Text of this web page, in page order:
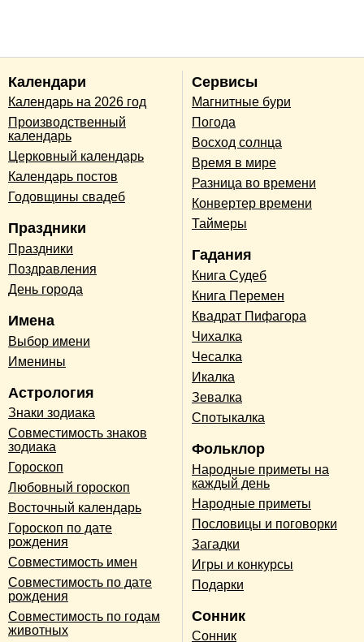
Календари
Календарь на 2026 год
Производственный
календарь
Церковный календарь
Календарь постов
Годовщины свадеб
Праздники
Праздники
Поздравления
День города
Имена
Выбор имени
Именины
Астрология
Знаки зодиака
Совместимость знаков
зодиака
Гороскоп
Любовный гороскоп
Восточный календарь
Гороскоп по дате
рождения
Совместимость имен
Совместимость по дате
рождения
Совместимость по годам
животных
Сервисы
Магнитные бури
Погода
Восход солнца
Время в мире
Разница во времени
Конвертер времени
Таймеры
Гадания
Книга Судеб
Книга Перемен
Квадрат Пифагора
Чихалка
Чесалка
Икалка
Зевалка
Спотыкалка
Фольклор
Народные приметы на
каждый день
Народные приметы
Пословицы и поговорки
Загадки
Игры и конкурсы
Подарки
Сонник
Сонник